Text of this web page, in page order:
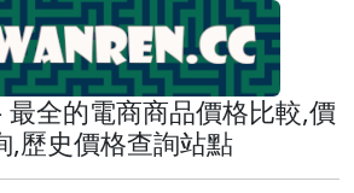
全的電商商品價格比較,價
,歷史價格查詢站點